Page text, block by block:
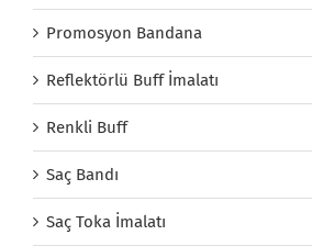
Promosyon Bandana
Reflektörlü Buff İmalatı
Renkli Buff
Saç Bandı
Saç Toka İmalatı